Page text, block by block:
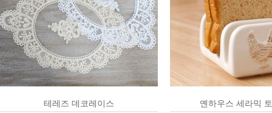
테레즈 데코레이스
옌하우스 세라믹